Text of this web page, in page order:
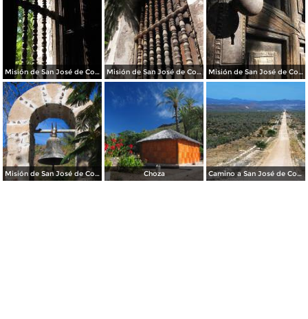
Misión de San José de Comondú Misión de San José de Comondú Misión de San José de Comondú
Misión de San José de Comondú Choza Camino a San José de Comondú